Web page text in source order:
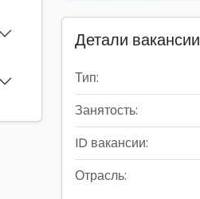
Детали вакансии
Тип:
Занятость:
ID вакансии:
Отрасль: